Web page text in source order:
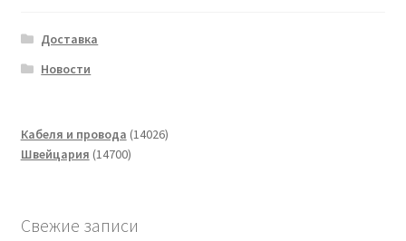
Доставка
Новости
Кабеля и провода 1402614026
Швейцария 1470014700
Свежие записи